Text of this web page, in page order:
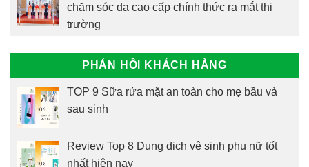
chăm sóc da cao cấp chính thức ra mắt thị
trường
PHẢN HỒI KHÁCH HÀNG
TOP 9 Sữa rửa mặt an toàn cho mẹ bầu và
sau sinh
Review Top 8 Dung dịch vệ sinh phụ nữ tốt
nhất hiện nay